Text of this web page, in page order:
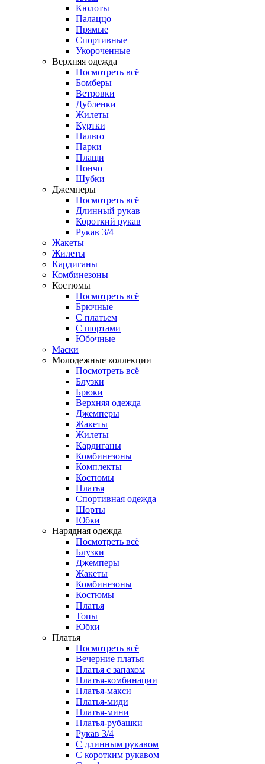
Кюлоты
Палаццо
Прямые
Спортивные
Укороченные
Верхняя одежда
Посмотреть всё
Бомберы
Ветровки
Дубленки
Жилеты
Куртки
Пальто
Парки
Плащи
Пончо
Шубки
Джемперы
Посмотреть всё
Длинный рукав
Короткий рукав
Рукав 3/4
Жакеты
Жилеты
Кардиганы
Комбинезоны
Костюмы
Посмотреть всё
Брючные
С платьем
С шортами
Юбочные
Маски
Молодежные коллекции
Посмотреть всё
Блузки
Брюки
Верхняя одежда
Джемперы
Жакеты
Жилеты
Кардиганы
Комбинезоны
Комплекты
Костюмы
Платья
Спортивная одежда
Шорты
Юбки
Нарядная одежда
Посмотреть всё
Блузки
Джемперы
Жакеты
Комбинезоны
Костюмы
Платья
Топы
Юбки
Платья
Посмотреть всё
Вечерние платья
Платья с запахом
Платья-комбинации
Платья-макси
Платья-миди
Платья-мини
Платья-рубашки
Рукав 3/4
С длинным рукавом
С коротким рукавом